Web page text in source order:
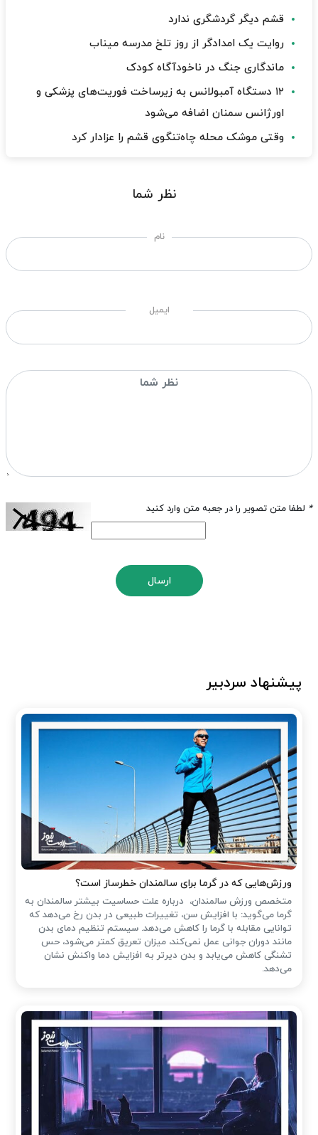
قشم دیگر گردشگری ندارد
روایت یک امدادگر از روز تلخ مدرسه میناب
ماندگاری جنگ در ناخودآگاه کودک
۱۲ دستگاه آمبولانس به زیرساخت‌ فوریت‌های پزشکی و
اورژانس سمنان اضافه می‌شود
وقتی موشک محله چاه‌تنگوی قشم را عزادار کرد
نظر شما
نام
ایمیل
* لطفا متن تصویر را در جعبه متن وارد کنید
ارسال
پیشنهاد سردبیر
ورزش‌هایی که در گرما برای سالمندان خطرساز است؟
متخصص ورزش سالمندان، درباره علت حساسیت بیشتر سالمندان به
گرما می‌گوید: با افزایش سن، تغییرات طبیعی در بدن رخ می‌دهد که
توانایی مقابله با گرما را کاهش می‌دهد. سیستم تنظیم دمای بدن
مانند دوران جوانی عمل نمی‌کند، میزان تعریق کمتر می‌شود، حس
تشنگی کاهش می‌یابد و بدن دیرتر به افزایش دما واکنش نشان
می‌دهد.